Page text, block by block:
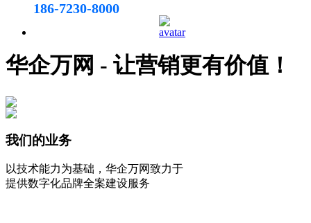
186-7230-8000
华企万网 - 让营销更有价值！
我们的业务
以技术能力为基础，华企万网致力于
提供数字化品牌全案建设服务